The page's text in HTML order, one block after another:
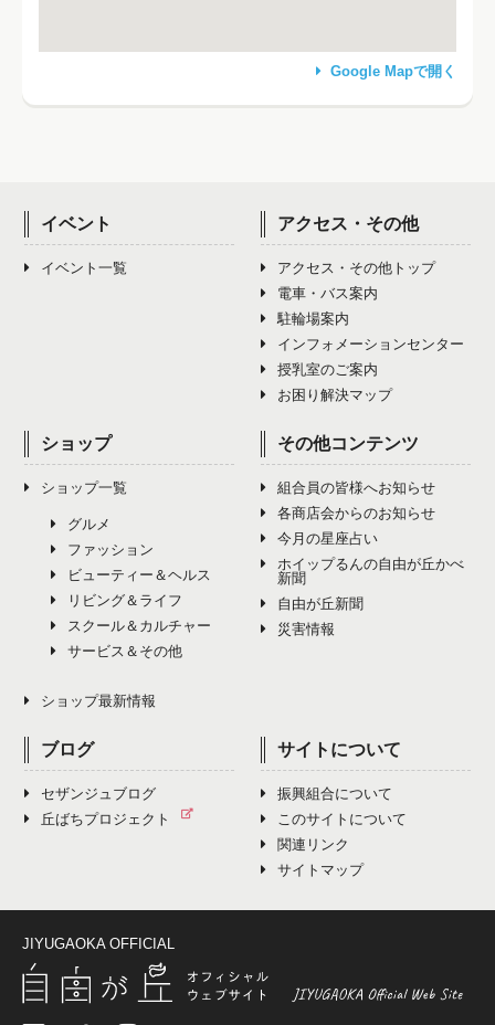
Google Mapで開く
イベント
イベント一覧
アクセス・その他
アクセス・その他トップ
電車・バス案内
駐輪場案内
インフォメーションセンター
授乳室のご案内
お困り解決マップ
ショップ
ショップ一覧
グルメ
ファッション
ビューティー＆ヘルス
リビング＆ライフ
スクール＆カルチャー
サービス＆その他
ショップ最新情報
その他コンテンツ
組合員の皆様へお知らせ
各商店会からのお知らせ
今月の星座占い
ホイップるんの自由が丘かべ
新聞
自由が丘新聞
災害情報
ブログ
セザンジュブログ
丘ばちプロジェクト
サイトについて
振興組合について
このサイトについて
関連リンク
サイトマップ
JIYUGAOKA OFFICIAL